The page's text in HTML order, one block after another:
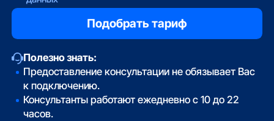
Полезно знать:
Предоставление консультации не обязывает Вас
к подключению.
Консультанты работают ежедневно с 10 до 22
часов.